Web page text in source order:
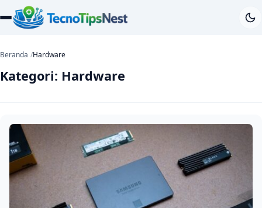
Beranda Hardware
Kategori: Hardware